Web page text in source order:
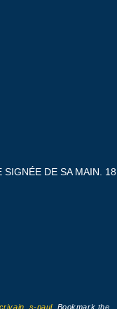
SIGNÉE DE SA MAIN. 18
s-paul. Bookmark the